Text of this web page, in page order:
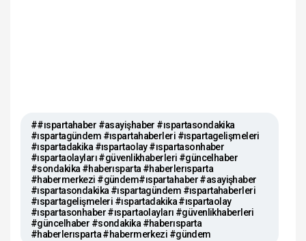
##ıspartahaber #asayişhaber #ıspartasondakika
#ıspartagündem #ıspartahaberleri #ıspartagelişmeleri
#ıspartadakika #ıspartaolay #ıspartasonhaber
#ıspartaolayları #güvenlikhaberleri #güncelhaber
#sondakika #haberısparta #haberlerısparta
#habermerkezi #gündem#ıspartahaber #asayişhaber
#ıspartasondakika #ıspartagündem #ıspartahaberleri
#ıspartagelişmeleri #ıspartadakika #ıspartaolay
#ıspartasonhaber #ıspartaolayları #güvenlikhaberleri
#güncelhaber #sondakika #haberısparta
#haberlerısparta #habermerkezi #gündem